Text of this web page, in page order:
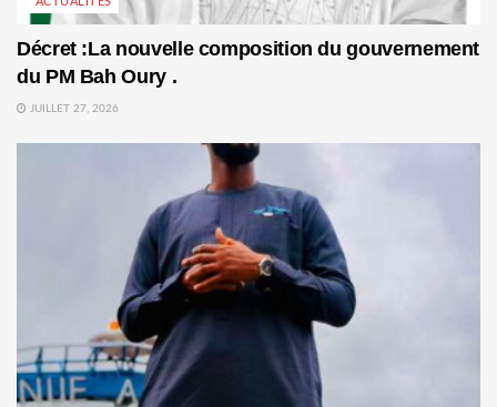
Décret :La nouvelle composition du gouvernement
du PM Bah Oury .
JUILLET 27, 2026